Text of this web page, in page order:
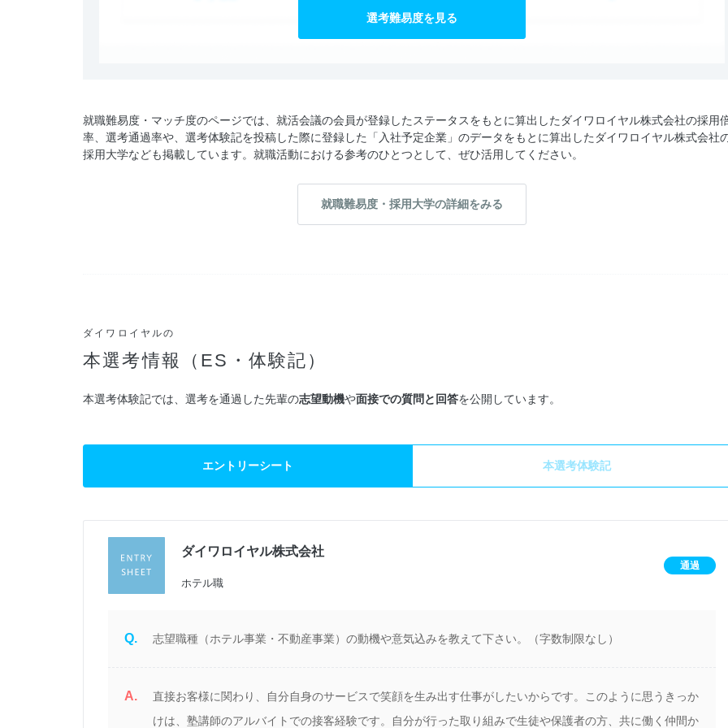
選考難易度を見る
就職難易度・マッチ度のページでは、就活会議の会員が登録したステータスをもとに算出したダイワロイヤル株式会社の採用
率、選考通過率や、選考体験記を投稿した際に登録した「入社予定企業」のデータをもとに算出したダイワロイヤル株式会社
採用大学なども掲載しています。就職活動における参考のひとつとして、ぜひ活用してください。
就職難易度・採用大学の詳細をみる
ダイワロイヤルの
本選考情報（ES・体験記）
本選考体験記では、選考を通過した先輩の志望動機や面接での質問と回答を公開しています。
エントリーシート 本選考体験記
ダイワロイヤル株式会社
ホテル職
通過
Q. 志望職種（ホテル事業・不動産事業）の動機や意気込みを教えて下さい。（字数制限なし）
A.
直接お客様に関わり、自分自身のサービスで笑顔を生み出す仕事がしたいからです。このように思うきっか
けは、塾講師のアルバイトでの接客経験です。自分が行った取り組みで生徒や保護者の方、共に働く仲間か